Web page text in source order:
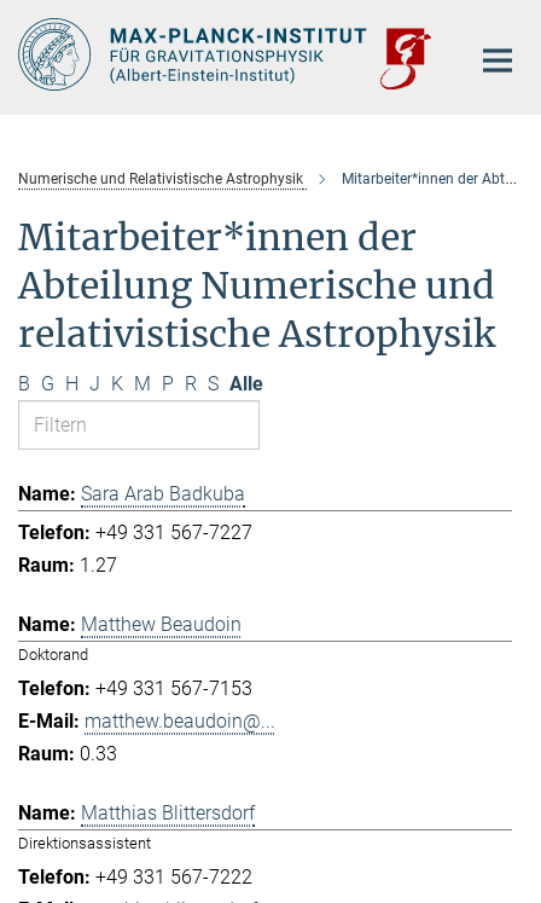
Hauptinhalt
Numerische und Relativistische Astrophysik Mitarbeiter*innen der Abteilung
Mitarbeiter*innen der
Abteilung Numerische und
relativistische Astrophysik
B G H J K M P R S Alle
Sara Arab Badkuba
+49 331 567-7227
1.27
Matthew Beaudoin
Doktorand
+49 331 567-7153
matthew.beaudoin@...
0.33
Matthias Blittersdorf
Direktionsassistent
+49 331 567-7222